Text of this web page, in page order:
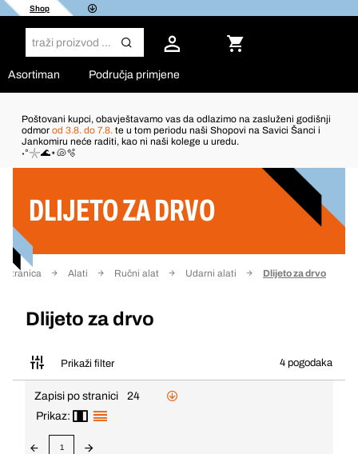
Shop
Asortiman Područja primjene
Poštovani kupci, obavještavamo vas da odlazimo na zasluženi godišnji
odmor od 3.8. do 7.8. te u tom periodu naši Shopovi na Savici Šanci i
Jankomiru neće raditi, kao ni naši kolege u uredu.
˖°𓇼🌊⋆🐚🫧
DLIJETO ZA DRVO
stranica Alati Ručni alat Udarni alati Dlijeto za drvo
Dlijeto za drvo
Prikaži filter 4 pogodaka
Filter
Zapisi po stranici
24
Prikaz:
1